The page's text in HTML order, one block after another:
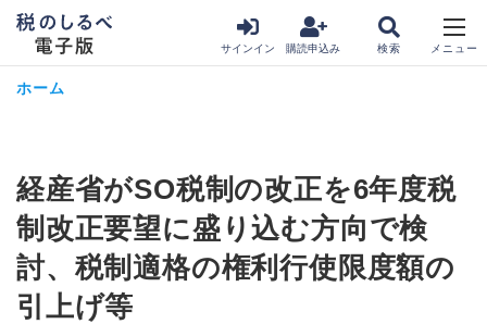
サインイン 購読申込み
ホーム
経産省がSO税制の改正を6年度税
制改正要望に盛り込む方向で検
討、税制適格の権利行使限度額の
引上げ等